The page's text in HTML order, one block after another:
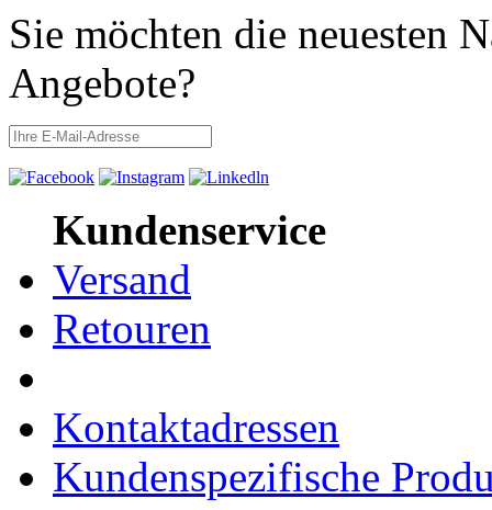
Sie möchten die neuesten
Angebote?
Kundenservice
Versand
Retouren
Kontaktadressen
Kundenspezifische